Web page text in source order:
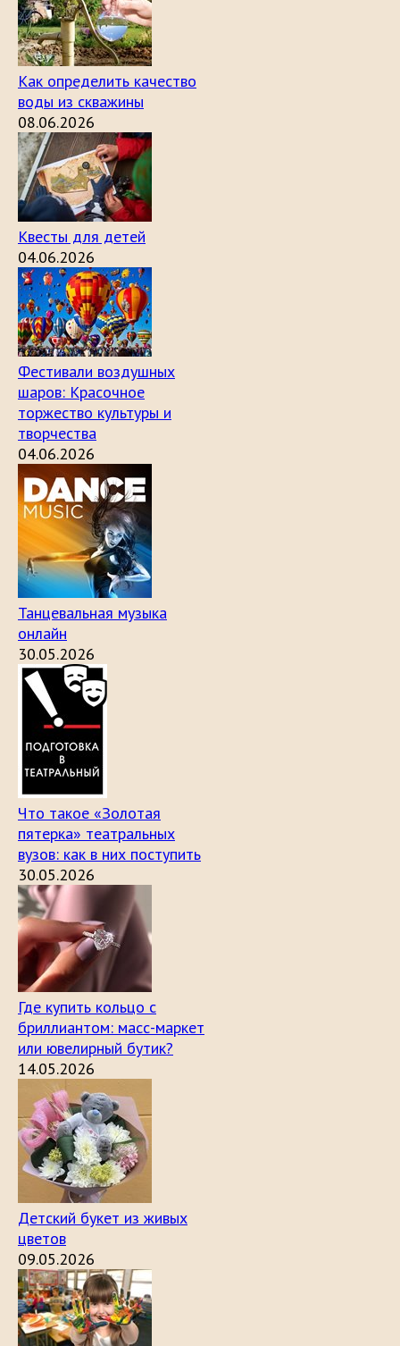
Как определить качество
воды из скважины
08.06.2026
Квесты для детей
04.06.2026
Фестивали воздушных
шаров: Красочное
торжество культуры и
творчества
04.06.2026
Танцевальная музыка
онлайн
30.05.2026
Что такое «Золотая
пятерка» театральных
вузов: как в них поступить
30.05.2026
Где купить кольцо с
бриллиантом: масс-маркет
или ювелирный бутик?
14.05.2026
Детский букет из живых
цветов
09.05.2026